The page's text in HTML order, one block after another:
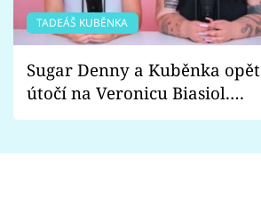
TADEÁŠ KUBĚNKA
Sugar Denny a Kuběnka opět
útočí na Veronicu Biasiol.
Proč je podle nich falešná a